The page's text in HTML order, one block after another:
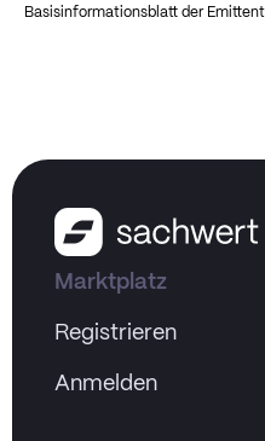
Basisinformationsblatt der
Marktplatz
Registrieren
Anmelden